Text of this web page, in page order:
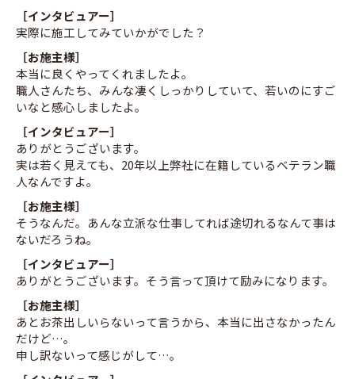
［インタビュアー］
実際に施工してみていかがでした？
［お施主様］
本当に良くやってくれましたよ。
職人さんたち、みんな凄くしっかりしていて、若いのにすご
いなと感心しましたよ。
［インタビュアー］
ありがとうございます。
実は若く見えても、20年以上弊社に在籍しているベテラン職
人なんですよ。
［お施主様］
そうなんだ。あんな立派な仕事してれば途切れるなんて事は
ないだろうね。
［インタビュアー］
ありがとうございます。そう言って頂けて励みになります。
［お施主様］
あとお茶出しいらないって言うから、本当に出さなかったん
だけど…。
申し訳ないって感じがして…。